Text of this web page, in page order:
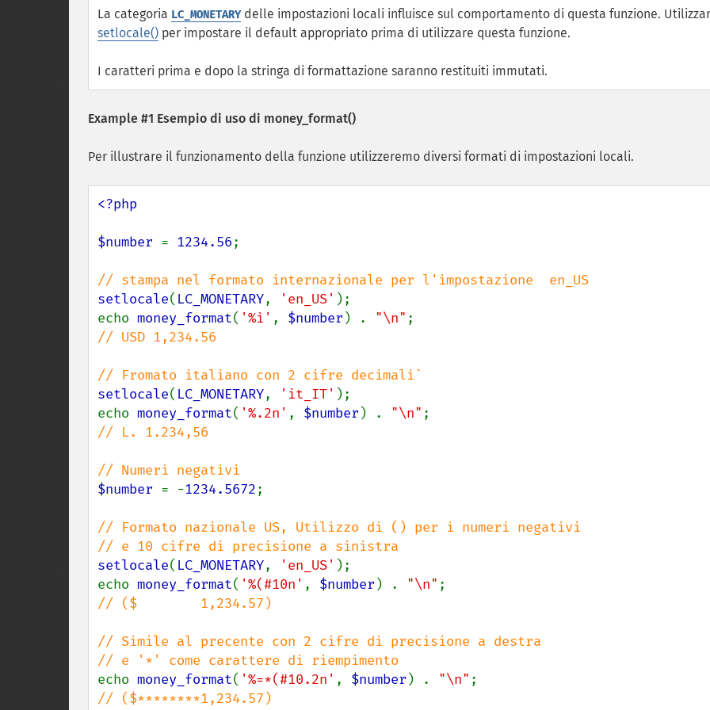
La categoria LC_MONETARYdelle impostazioni locali influisce sul comportamento di questa funzione.
setlocale() per impostare il default appropriato prima di utilizzare questa funzione.
I caratteri prima e dopo la stringa di formattazione saranno restituiti immutati.
Example #1 Esempio di uso di money_format()
Per illustrare il funzionamento della funzione utilizzeremo diversi formati di impostazioni locali.
<?php
$number = 1234.56;
setlocale( LC_MONETARY, 'en_US' );
echo money_format( '%i' , $number ) . "\n"
// USD 1,234.56
setlocale( LC_MONETARY, 'it_IT' );
echo money_format( '%.2n' , $number ) . "\n"
// L. 1.234,56
$number = -1234.5672;
// Formato nazionale US, Utilizzo di () per i numeri negativi
setlocale( LC_MONETARY, 'en_US' );
echo money_format( '%(#10n' , $number ) . "\n"
// ($        1,234.57)
// Simile al precente con 2 cifre di precisione a destra
echo money_format( '%=*(#10.2n' , $number ) . "\n"
// ($********1,234.57)